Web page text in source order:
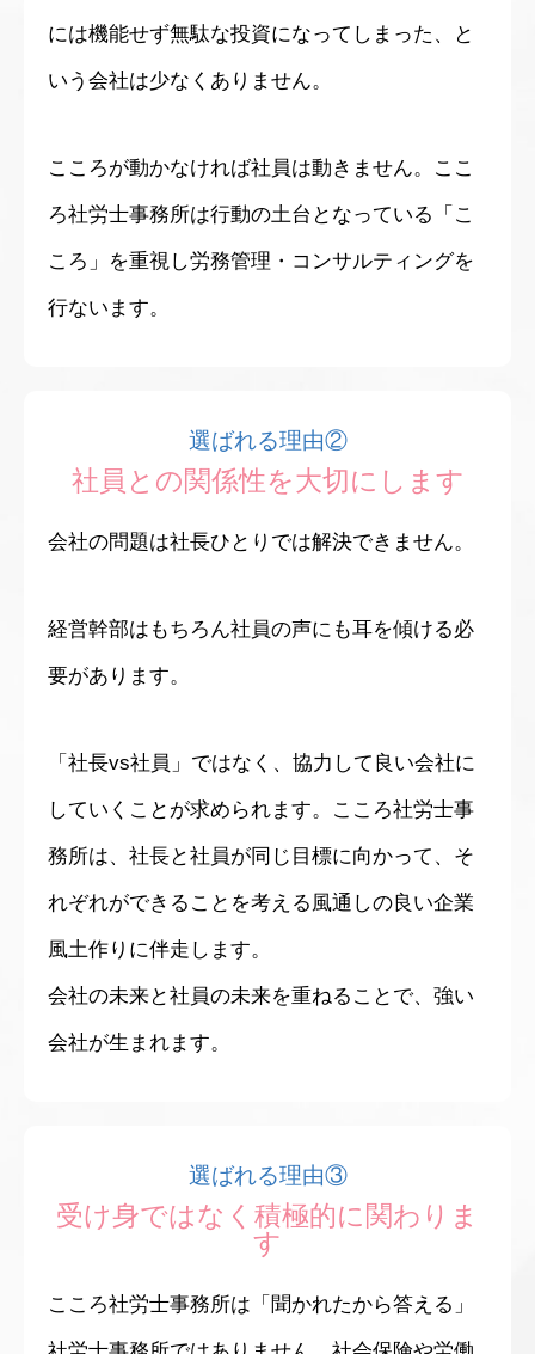
には機能せず無駄な投資になってしまった、と
いう会社は少なくありません。
こころが動かなければ社員は動きません。ここ
ろ社労士事務所は行動の土台となっている「こ
ころ」を重視し労務管理・コンサルティングを
行ないます。
選ばれる理由②
社員との関係性を大切にします
会社の問題は社長ひとりでは解決できません。
経営幹部はもちろん社員の声にも耳を傾ける必
要があります。
「社長vs社員」ではなく、協力して良い会社に
していくことが求められます。こころ社労士事
務所は、社長と社員が同じ目標に向かって、そ
れぞれができることを考える風通しの良い企業
風土作りに伴走します。
会社の未来と社員の未来を重ねることで、強い
会社が生まれます。
選ばれる理由③
受け身ではなく積極的に関わりま
す
こころ社労士事務所は「聞かれたから答える」